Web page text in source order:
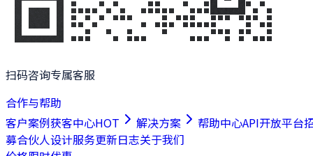
扫码咨询专属客服
合作与帮助
客户案例获客中心HOT 解决方案 帮助中心API开放平台
募合伙人设计服务更新日志关于我们